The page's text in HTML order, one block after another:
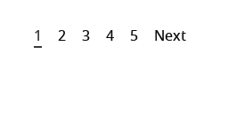
1 2 3 4 5 Next